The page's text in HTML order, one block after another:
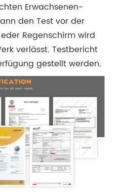
Erwachsenen-
den Test vor der
Regenschirm wird
verlässt. Testbericht
gestellt werden.